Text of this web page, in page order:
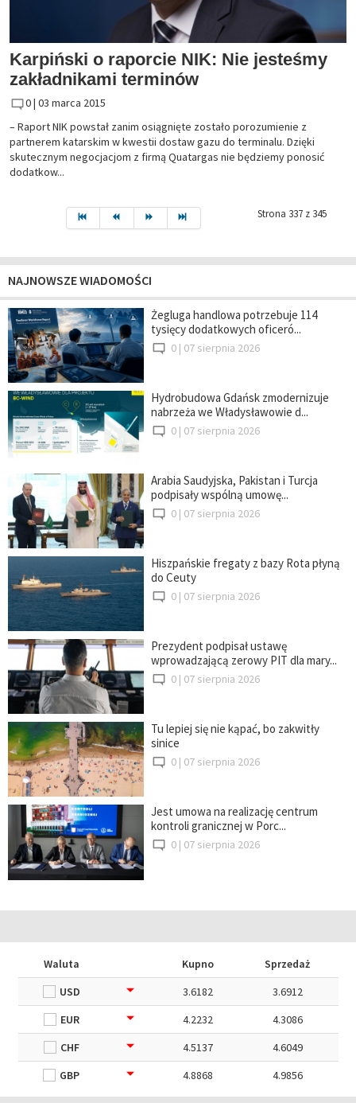
Karpiński o raporcie NIK: Nie jesteśmy
zakładnikami terminów
0 | 03 marca 2015
– Raport NIK powstał zanim osiągnięte zostało porozumienie z
partnerem katarskim w kwestii dostaw gazu do terminalu. Dzięki
skutecznym negocjacjom z firmą Quatargas nie będziemy ponosić
dodatkow...
Strona 337 z 345
NAJNOWSZE WIADOMOŚCI
Żegluga handlowa potrzebuje 114
tysięcy dodatkowych oficeró...
0 | 07 sierpnia 2026
Hydrobudowa Gdańsk zmodernizuje
nabrzeża we Władysławowie d...
0 | 07 sierpnia 2026
Arabia Saudyjska, Pakistan i Turcja
podpisały wspólną umowę...
0 | 07 sierpnia 2026
Hiszpańskie fregaty z bazy Rota płyną
do Ceuty
0 | 07 sierpnia 2026
Prezydent podpisał ustawę
wprowadzającą zerowy PIT dla mary...
0 | 07 sierpnia 2026
Tu lepiej się nie kąpać, bo zakwitły
sinice
0 | 07 sierpnia 2026
Jest umowa na realizację centrum
kontroli granicznej w Porc...
0 | 07 sierpnia 2026
Waluta Kupno
Sprzedaż
USD
3.6182
3.6912
EUR
4.2232
4.3086
CHF
4.5137
4.6049
GBP
4.8868 4.9856